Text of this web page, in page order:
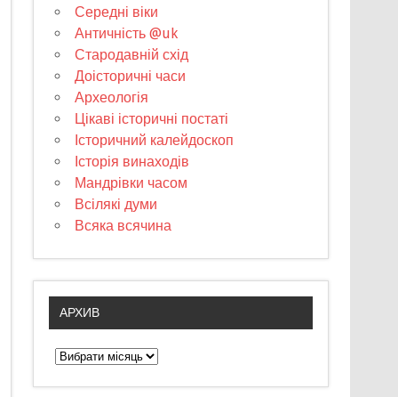
Середні віки
Античність @uk
Стародавній схід
Доісторичні часи
Археологія
Цікаві історичні постаті
Історичний калейдоскоп
Історія винаходів
Мандрівки часом
Всілякі думи
Всяка всячина
АРХИВ
А
р
х